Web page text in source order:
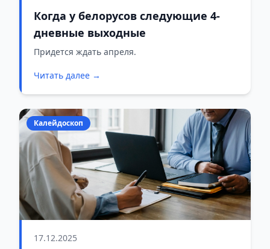
Когда у белорусов следующие 4-
дневные выходные
Придется ждать апреля.
Читать далее →
Калейдоскоп
17.12.2025